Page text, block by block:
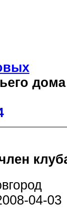
дома
04-03